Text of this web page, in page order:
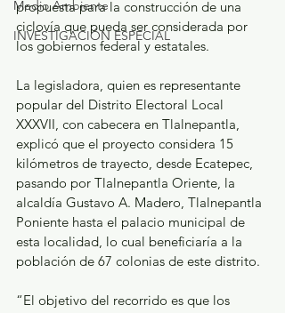
Medio Ambiente
INVESTIGACIÓN ESPECIAL
propuesta para la construcción de una
ciclovía que pueda ser considerada por
los gobiernos federal y estatales.
La legisladora, quien es representante
popular del Distrito Electoral Local
XXXVII, con cabecera en Tlalnepantla,
explicó que el proyecto considera 15
kilómetros de trayecto, desde Ecatepec,
pasando por Tlalnepantla Oriente, la
alcaldía Gustavo A. Madero, Tlalnepantla
Poniente hasta el palacio municipal de
esta localidad, lo cual beneficiaría a la
población de 67 colonias de este distrito.
“El objetivo del recorrido es que los